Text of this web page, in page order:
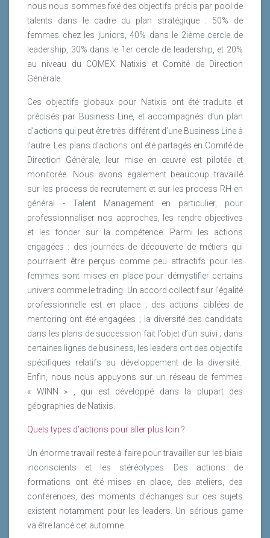
nous nous sommes fixé des objectifs précis par pool de
talents dans le cadre du plan stratégique : 50% de
femmes chez les juniors, 40% dans le 2ième cercle de
leadership, 30% dans le 1er cercle de leadership, et 20%
au niveau du COMEX Natixis et Comité de Direction
Générale.
Ces objectifs globaux pour Natixis ont été traduits et
précisés par Business Line, et accompagnés d’un plan
d’actions qui peut être très différent d’une Business Line à
l’autre. Les plans d’actions ont été partagés en Comité de
Direction Générale, leur mise en œuvre est pilotée et
monitorée. Nous avons également beaucoup travaillé
sur les process de recrutement et sur les process RH en
général - Talent Management en particulier, pour
professionnaliser nos approches, les rendre objectives
et les fonder sur la compétence. Parmi les actions
engagées : des journées de découverte de métiers qui
pourraient être perçus comme peu attractifs pour les
femmes sont mises en place pour démystifier certains
univers comme le trading. Un accord collectif sur l’égalité
professionnelle est en place ; des actions ciblées de
mentoring ont été engagées ; la diversité des candidats
dans les plans de succession fait l’objet d’un suivi ; dans
certaines lignes de business, les leaders ont des objectifs
spécifiques relatifs au développement de la diversité.
Enfin, nous nous appuyons sur un réseau de femmes
« WINN » , qui est développé dans la plupart des
géographies de Natixis.
Quels types d’actions pour aller plus loin ?
Un énorme travail reste à faire pour travailler sur les biais
inconscients et les stéréotypes. Des actions de
formations ont été mises en place, des ateliers, des
conférences, des moments d’échanges sur ces sujets
existent notamment pour les leaders. Un sérious game
va être lancé cet automne.